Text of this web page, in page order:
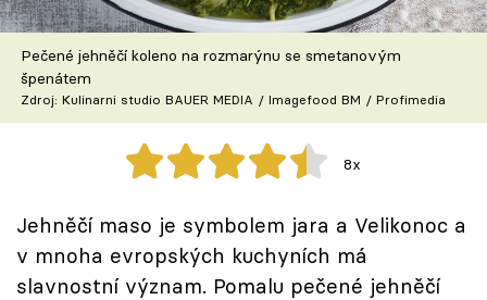
Těhotnej kuchař
Sledujte prima+
Přihlášení
Sledujte nás
Pečené jehněčí koleno na rozmarýnu se smetanovým
špenátem
Zdroj: Kulinarni studio BAUER MEDIA / Imagefood BM / Profimedia
8x
Jehněčí maso je symbolem jara a Velikonoc a
v mnoha evropských kuchyních má
slavnostní význam. Pomalu pečené jehněčí